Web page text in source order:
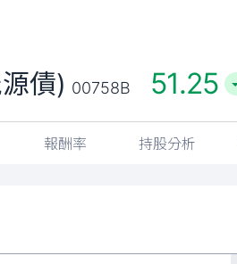
債) 00758B 51.25
報酬率 持股分析